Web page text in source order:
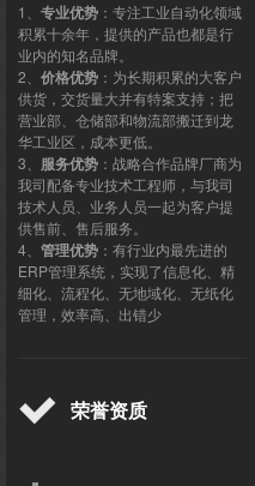
1、 专业优势 ：专注工业自动化领域
积累十余年，提供的产品也都是行
业内的知名品牌。
2、 价格优势 ：为长期积累的大客户
供货，交货量大并有特案支持；把
营业部、仓储部和物流部搬迁到龙
华工业区，成本更低。
3、 服务优势 ：战略合作品牌厂商为
我司配备专业技术工程师，与我司
技术人员、业务人员一起为客户提
供售前、售后服务。
4、 管理优势 ：有行业内最先进的
ERP管理系统，实现了信息化、精
细化、流程化、无地域化、无纸化
管理，效率高、出错少
荣誉资质